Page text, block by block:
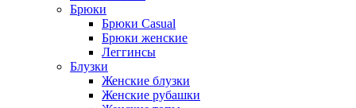
Брюки
Брюки Casual
Брюки женские
Леггинсы
Блузки
Женские блузки
Женские рубашки